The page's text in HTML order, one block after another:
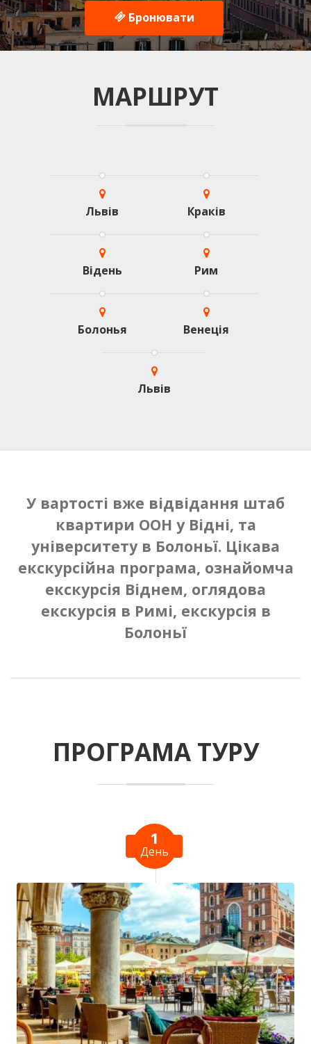
Бронювати
МАРШРУТ
Львів Краків
Відень Рим
Болонья Венеція
Львів
У вартості вже відвідання штаб
квартири ООН у Відні, та
університету в Болоньї. Цікава
екскурсійна програма, ознайомча
екскурсія Віднем, оглядова
екскурсія в Римі, екскурсія в
Болоньї
ПРОГРАМА ТУРУ
1
День